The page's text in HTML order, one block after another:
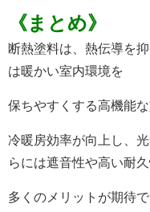
《まとめ》
断熱塗料は、 熱伝導を
は暖かい室内環境を
保ちやすくする高機能な
冷暖房効率が向上し、
らには遮音性や高い耐
多くのメリットが期待で